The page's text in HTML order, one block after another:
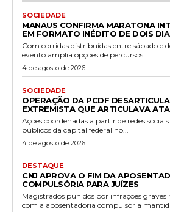
SOCIEDADE
MANAUS CONFIRMA MARATONA
EM FORMATO INÉDITO DE DOIS
Com corridas distribuídas entre sábado e
evento amplia opções de percursos...
4 de agosto de 2026
SOCIEDADE
OPERAÇÃO DA PCDF
EXTREMISTA QUE ARTICULAVA
Ações coordenadas a partir de redes
públicos da capital federal no...
4 de agosto de 2026
DESTAQUE
CNJ APROVA O FIM DA
COMPULSÓRIA PARA JUÍZES
Magistrados punidos por infrações
com a aposentadoria compulsória mantida